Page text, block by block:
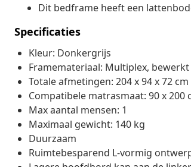
Dit bedframe heeft een
Specificaties
Kleur: Donkergrijs
Framemateriaal: Multiplex,
Totale afmetingen: 204 x 94 x 72 cm
Compatibele matrasmaat: 90 x 200
Max aantal mensen: 1
Maximaal gewicht: 140 kg
Duurzaam
Ruimtebesparend L-vormig